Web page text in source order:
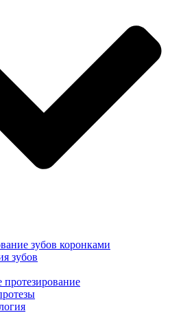
зубов коронками
зубов
протезирование